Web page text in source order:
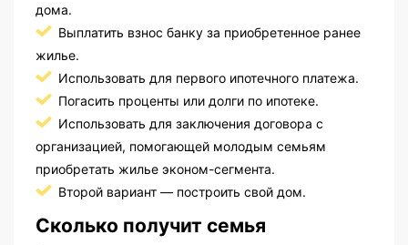
дома.
Выплатить взнос банку за приобретенное ранее
жилье.
Использовать для первого ипотечного платежа.
Погасить проценты или долги по ипотеке.
Использовать для заключения договора с
организацией, помогающей молодым семьям
приобретать жилье эконом-сегмента.
Второй вариант — построить свой дом.
Сколько получит семья